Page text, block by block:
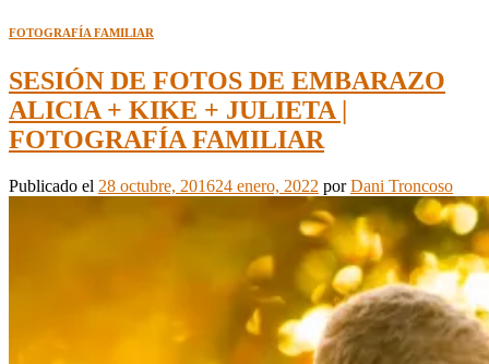
FOTOGRAFÍA FAMILIAR
SESIÓN DE FOTOS DE EMBARAZO
ALICIA + KIKE + JULIETA |
FOTOGRAFÍA FAMILIAR
Publicado el 28 octubre, 201624 enero, 2022 porDani Troncoso